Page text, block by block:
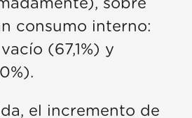
sobre
consumo interno:
(67,1%) y
el incremento de